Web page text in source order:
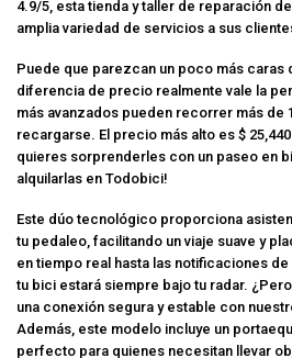
4.9/5, esta tienda y taller de reparación
amplia variedad de servicios a sus
Puede que parezcan un poco más caras
diferencia de precio realmente vale la
más avanzados pueden recorrer más de
recargarse. El precio más alto es $
quieres sorprenderles con un paseo en
alquilarlas en Todobici!
Este dúo tecnológico proporciona
tu pedaleo, facilitando un viaje suave y
en tiempo real hasta las notificaciones
tu bici estará siempre bajo tu radar.
una conexión segura y estable con
Además, este modelo incluye un
perfecto para quienes necesitan llevar